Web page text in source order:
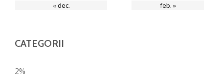
« dec. feb. »
CATEGORII
2%